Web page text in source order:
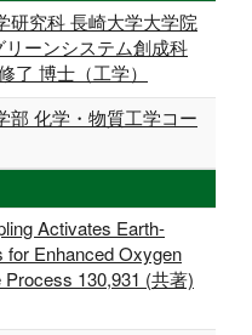
研究科 長崎大学大学院
リーンシステム創成科
了 博士（工学）
部 化学・物質工学コー
Activates Earth-
for Enhanced Oxygen
130,931 (共著)